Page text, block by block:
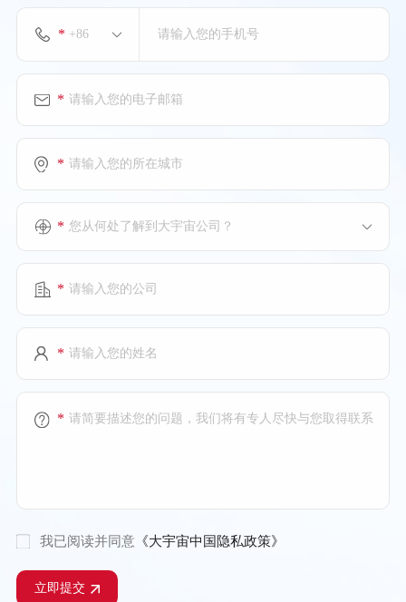
*
*
*
您从何处了解到大宇宙公司？
*
*
*
*
我已阅读并同意 《大宇宙中国隐私政策》
立即提交